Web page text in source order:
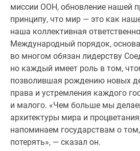
миссии ООН, обновление нашей
принципу, что мир — это как
наша коллективная
Международный порядок,
во многом обязан лидерству
но каждый имеет роль в том,
позволившая рождению новых
права и устремления каждого
и малого. «Чем больше мы
архитектуры мира и
напоминаем государствам о
потерять», — сказал он.